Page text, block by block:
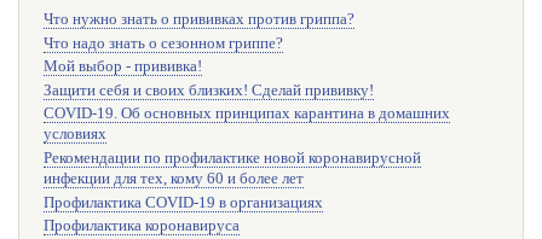
Что нужно знать о прививках против гриппа?
Что надо знать о сезонном гриппе?
Мой выбор - прививка!
Защити себя и своих близких! Сделай прививку!
COVID-19. Об основных принципах карантина в домашних
условиях
Рекомендации по профилактике новой коронавирусной
инфекции для тех, кому 60 и более лет
Профилактика COVID-19 в организациях
Профилактика коронавируса